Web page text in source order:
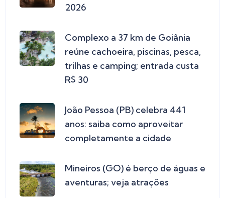
2026
Complexo a 37 km de Goiânia
reúne cachoeira, piscinas, pesca,
trilhas e camping; entrada custa
R$ 30
João Pessoa (PB) celebra 441
anos: saiba como aproveitar
completamente a cidade
Mineiros (GO) é berço de águas e
aventuras; veja atrações